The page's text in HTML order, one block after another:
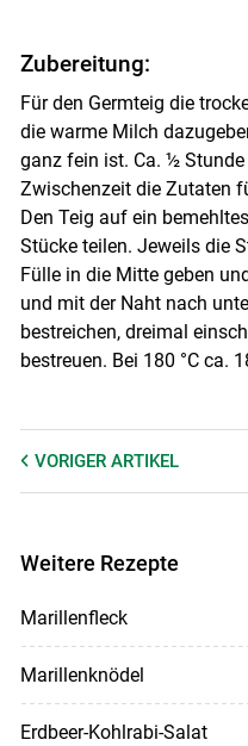
Zubereitung:
Für den Germteig die
die warme Milch
ganz fein ist. Ca. ½
Zwischenzeit die Zutaten
Den Teig auf ein
Stücke teilen. Jeweils die
Fülle in die Mitte geben
und mit der Naht nach
bestreichen, dreimal
bestreuen. Bei 180 °C ca.
VORIGER ARTIKEL
Weitere Rezepte
Marillenfleck
Marillenknödel
Erdbeer-Kohlrabi-Salat